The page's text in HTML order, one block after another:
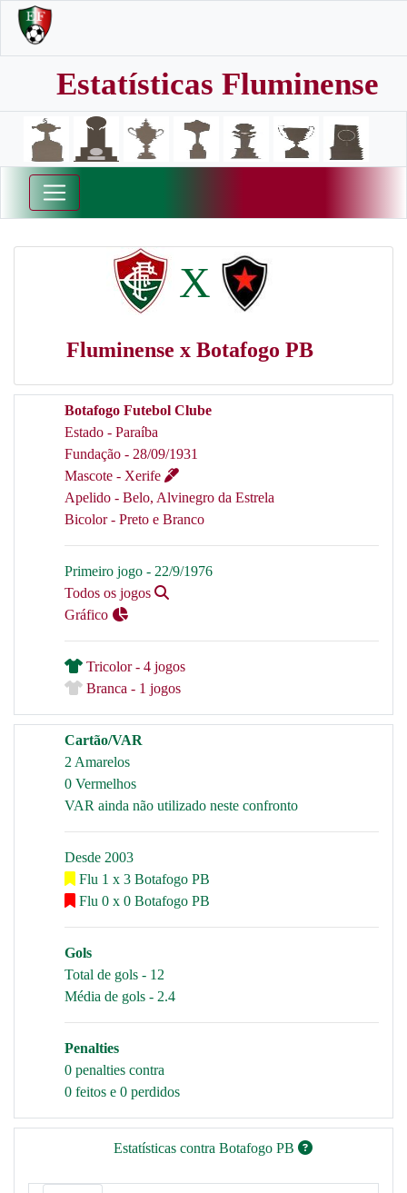
Estatísticas Fluminense
X
Fluminense x Botafogo PB
Botafogo Futebol Clube
Estado - Paraíba
Fundação - 28/09/1931
Mascote - Xerife
Apelido - Belo, Alvinegro da Estrela
Bicolor - Preto e Branco
Primeiro jogo - 22/9/1976
Todos os jogos
Gráfico
Tricolor - 4 jogos
Branca - 1 jogos
Cartão/VAR
2 Amarelos
0 Vermelhos
VAR ainda não utilizado neste confronto
Desde 2003
Flu 1 x 3 Botafogo PB
Flu 0 x 0 Botafogo PB
Gols
Total de gols - 12
Média de gols - 2.4
Penalties
0 penalties contra
0 feitos e 0 perdidos
Estatísticas contra Botafogo PB